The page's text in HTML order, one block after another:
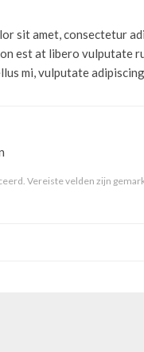
sit amet, consectetur
est at libero vulputate
mi, vulputate
Vereiste velden zijn